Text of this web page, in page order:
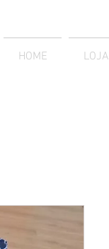
HOME LOJA